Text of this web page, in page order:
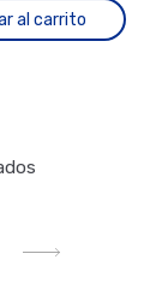
al carrito